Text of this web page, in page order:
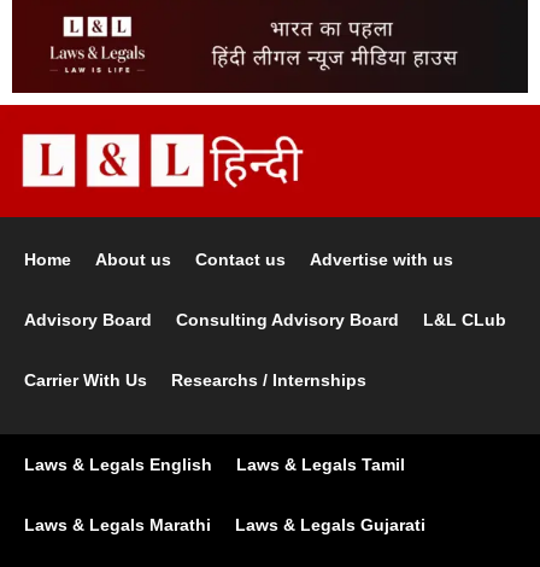
Home About us Contact us Advertise with us
Advisory Board Consulting Advisory Board L&L CLub
Carrier With Us Researchs / Internships
Laws & Legals English Laws & Legals Tamil
Laws & Legals Marathi Laws & Legals Gujarati